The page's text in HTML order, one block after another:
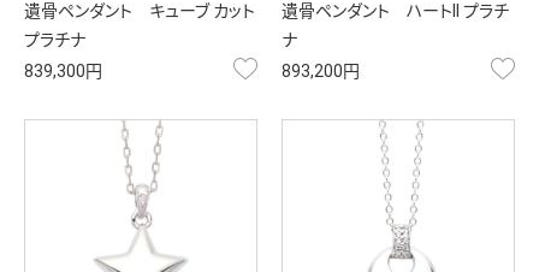
遺骨ペンダント キューブ カット
プラチナ
839,300円
お気に入り
遺骨ペンダント ハートII プラチ
ナ
893,200円